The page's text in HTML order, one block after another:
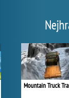
Mountain Truck